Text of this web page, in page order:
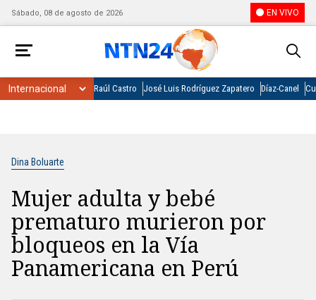
Sábado, 08 de agosto de 2026 EN VIVO
Raúl Castro José Luis Rodríguez Zapatero Díaz-Canel
Dina Boluarte
Mujer adulta y bebé
prematuro murieron por
bloqueos en la Vía
Panamericana en Perú